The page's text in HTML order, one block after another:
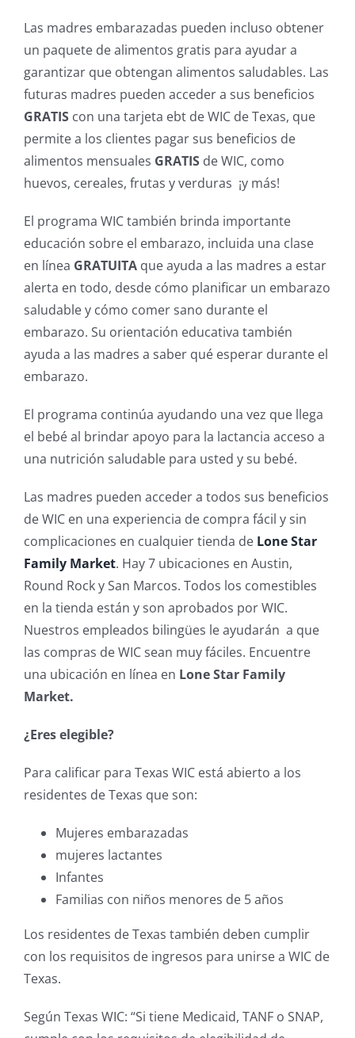
Las madres embarazadas pueden incluso obtener
un paquete de alimentos gratis para ayudar a
garantizar que obtengan alimentos saludables. Las
futuras madres pueden acceder a sus beneficios
GRATIS con una tarjeta ebt de WIC de Texas, que
permite a los clientes pagar sus beneficios de
alimentos mensuales GRATIS de WIC, como
huevos, cereales, frutas y verduras ¡y más!
El programa WIC también brinda importante
educación sobre el embarazo, incluida una clase
en línea GRATUITA que ayuda a las madres a estar
alerta en todo, desde cómo planificar un embarazo
saludable y cómo comer sano durante el
embarazo. Su orientación educativa también
ayuda a las madres a saber qué esperar durante el
embarazo.
El programa continúa ayudando una vez que llega
el bebé al brindar apoyo para la lactancia acceso a
una nutrición saludable para usted y su bebé.
Las madres pueden acceder a todos sus beneficios
de WIC en una experiencia de compra fácil y sin
complicaciones en cualquier tienda de Lone Star
Family Market. Hay 7 ubicaciones en Austin,
Round Rock y San Marcos. Todos los comestibles
en la tienda están y son aprobados por WIC.
Nuestros empleados bilingües le ayudarán a que
las compras de WIC sean muy fáciles. Encuentre
una ubicación en línea en Lone Star Family
Market.
¿Eres elegible?
Para calificar para Texas WIC está abierto a los
residentes de Texas que son:
Mujeres embarazadas
mujeres lactantes
Infantes
Familias con niños menores de 5 años
Los residentes de Texas también deben cumplir
con los requisitos de ingresos para unirse a WIC de
Texas.
Según Texas WIC: “Si tiene Medicaid, TANF o SNAP,